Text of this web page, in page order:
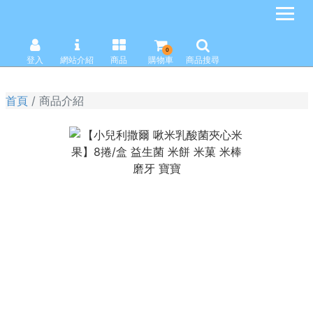
登入 網站介紹 商品 購物車
0
商品搜尋
首頁 商品介紹